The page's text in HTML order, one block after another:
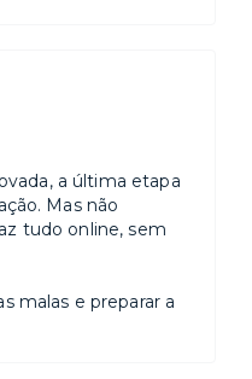
a última etapa
Mas não
tudo online, sem
malas e preparar a